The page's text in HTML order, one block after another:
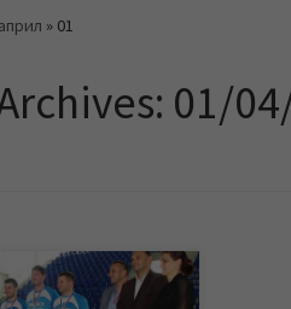
април » 01
01/
и